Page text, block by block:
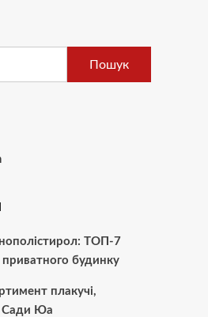
Пошук
ТОП-7
будинку
плакучі,
Сади Юа